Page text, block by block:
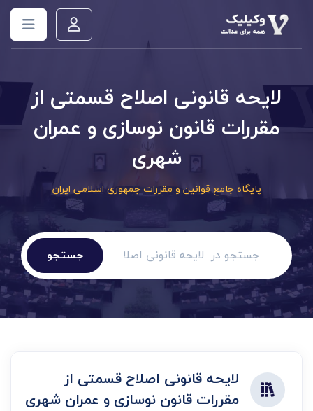
لایحه قانونی اصلاح قسمتی از
مقررات قانون نوسازی و عمران
شهری
پایگاه جامع قوانین و مقررات جمهوری اسلامی ایران
جستجو
لایحه قانونی اصلاح قسمتی از
مقررات قانون نوسازی و عمران شهری